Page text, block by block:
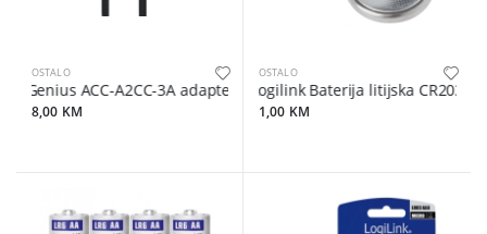
OSTALO
Genius ACC-A2CC-3A adapter
8,00 KM
OSTALO
Logilink Baterija litijska CR2032
1,00 KM